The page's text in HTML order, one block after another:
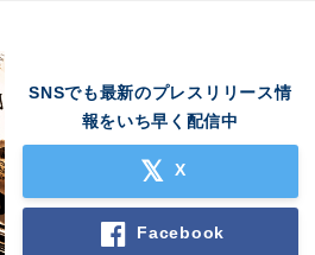
SNSでも最新のプレスリリース情
報をいち早く配信中
X
Facebook